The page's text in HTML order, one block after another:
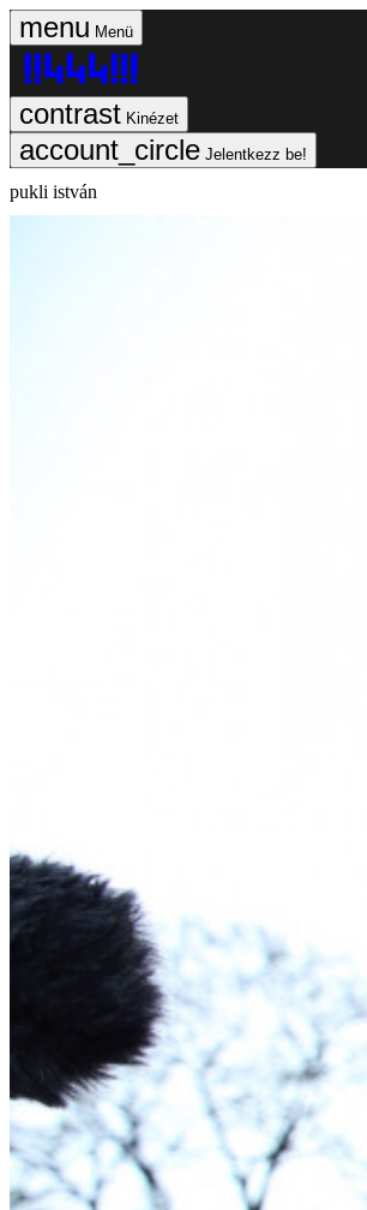
Menü
Kinézet
Jelentkezz be!
pukli istván